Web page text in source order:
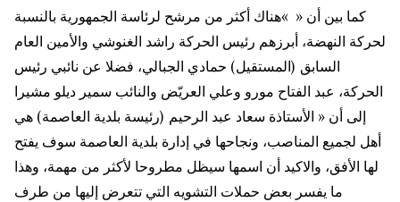
كما بين أن « »هناك أكثر من مرشح لرئاسة الجمهورية بالنسبة
لحركة النهضة، أبرزهم رئيس الحركة راشد الغنوشي والأمين العام
السابق (المستقيل) حمادي الجبالي، فضلا عن نائبي رئيس
الحركة، عبد الفتاح مورو وعلي العريّض والنائب سمير ديلو مشيرا
إلى أن « الأستاذة سعاد عبد الرحيم (رئيسة بلدية العاصمة) هي
أهل لجميع المناصب، ونجاحها في إدارة بلدية العاصمة سوف يفتح
لها الأفق، والاكيد أن اسمها سيظل مطروحا لأكثر من مهمة، وهذا
ما يفسر بعض حملات التشويه التي تتعرض إليها من طرف